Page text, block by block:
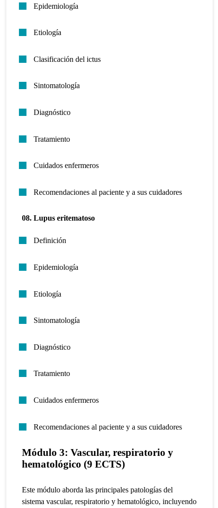
Epidemiología
Etiología
Clasificación del ictus
Sintomatología
Diagnóstico
Tratamiento
Cuidados enfermeros
Recomendaciones al paciente y a sus cuidadores
08. Lupus eritematoso
Definición
Epidemiología
Etiología
Sintomatología
Diagnóstico
Tratamiento
Cuidados enfermeros
Recomendaciones al paciente y a sus cuidadores
Módulo 3: Vascular, respiratorio y
hematológico (9 ECTS)
Este módulo aborda las principales patologías del
sistema vascular, respiratorio y hematológico, incluyendo